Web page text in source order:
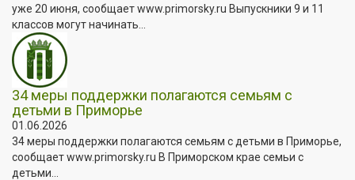
уже 20 июня, сообщает www.primorsky.ru Выпускники 9 и 11
классов могут начинать...
34 меры поддержки полагаются семьям с
детьми в Приморье
01.06.2026
34 меры поддержки полагаются семьям с детьми в Приморье,
сообщает www.primorsky.ru В Приморском крае семьи с
детьми...